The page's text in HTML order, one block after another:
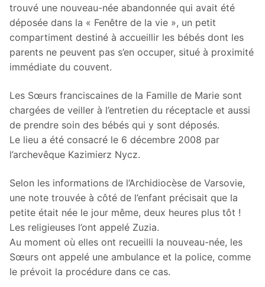
trouvé une nouveau-née abandonnée qui avait été
déposée dans la « Fenêtre de la vie », un petit
compartiment destiné à accueillir les bébés dont les
parents ne peuvent pas s’en occuper, situé à proximité
immédiate du couvent.
Les Sœurs franciscaines de la Famille de Marie sont
chargées de veiller à l’entretien du réceptacle et aussi
de prendre soin des bébés qui y sont déposés.
Le lieu a été consacré le 6 décembre 2008 par
l’archevêque Kazimierz Nycz.
Selon les informations de l’Archidiocèse de Varsovie,
une note trouvée à côté de l’enfant précisait que la
petite était née le jour même, deux heures plus tôt !
Les religieuses l’ont appelé Zuzia.
Au moment où elles ont recueilli la nouveau-née, les
Sœurs ont appelé une ambulance et la police, comme
le prévoit la procédure dans ce cas.